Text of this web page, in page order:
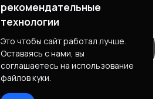
рекомендательные
технологии
Это чтобы сайт работал лучше.
Оставаясь с нами, вы
соглашаетесь на использование
файлов куки.